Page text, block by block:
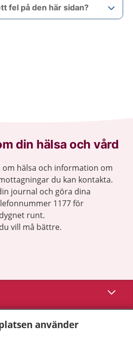
fel på den här sidan?
din hälsa och vård
om hälsa och information om
du kan kontakta.
journal och göra dina
1177 för
runt.
vill må bättre.
Visa
använder